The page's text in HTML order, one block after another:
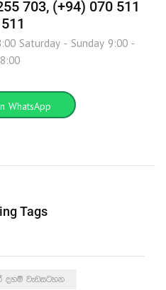
703, (+94) 070 511
Saturday - Sunday 9:00 -
WhatsApp
Tags
දහම් වැඩසටහන